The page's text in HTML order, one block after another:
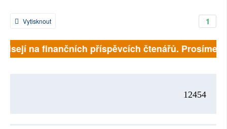
1
Vytisknout
na finančních příspěvcích čtenářů. Prosíme,
12454